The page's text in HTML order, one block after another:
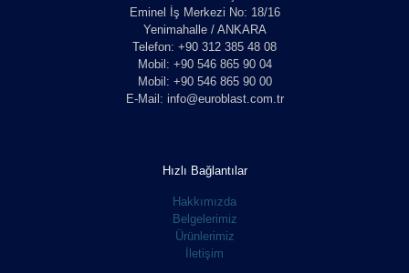
Eminel İş Merkezi No: 18/16
Yenimahalle / ANKARA
Telefon: +90 312 385 48 08
Mobil: +90 546 865 90 04
Mobil: +90 546 865 90 00
E-Mail: info@euroblast.com.tr
Hızlı Bağlantılar
Hakkımızda
Belgelerimiz
Ürünlerimiz
İletişim